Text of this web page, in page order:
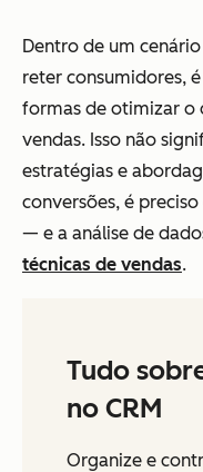
Dentro de um
reter consumidores,
formas de otimizar o
vendas. Isso não
estratégias e
conversões, é
— e a análise de
técnicas de vendas.
Tudo
no CRM
Organize e